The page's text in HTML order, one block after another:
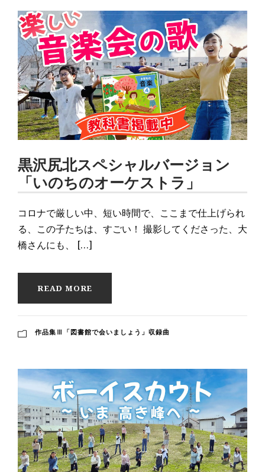
黒沢尻北スペシャルバージョン
「いのちのオーケストラ」
コロナで厳しい中、短い時間で、ここまで仕上げられ
る、この子たちは、すごい！ 撮影してくださった、大
橋さんにも、 […]
READ MORE
作品集Ⅲ「図書館で会いましょう」収録曲